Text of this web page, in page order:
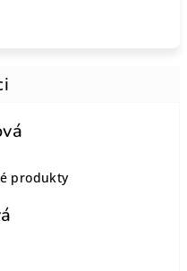
je 5 z 5 hvězdiček.
produkty
je 5 z 5 hvězdiček.